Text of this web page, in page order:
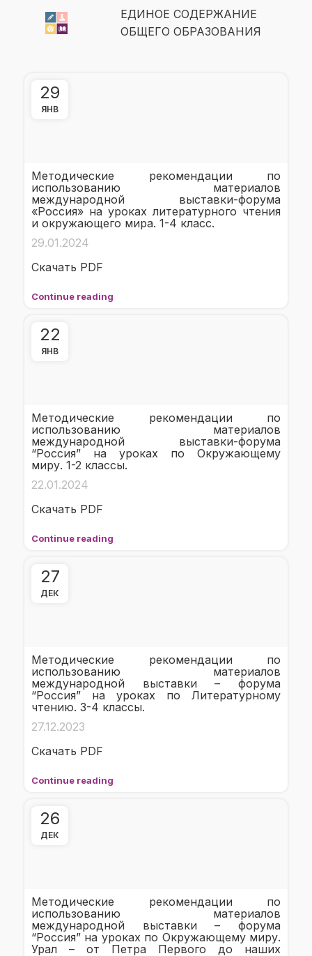
ЕДИНОЕ СОДЕРЖАНИЕ
ОБЩЕГО ОБРАЗОВАНИЯ
29
ЯНВ
Методические рекомендации по
использованию материалов
международной выставки-форума
«Россия» на уроках литературного чтения
и окружающего мира. 1-4 класс.
29.01.2024
Скачать PDF
Continue reading
22
ЯНВ
Методические рекомендации по
использованию материалов
международной выставки-форума
“Россия” на уроках по Окружающему
миру. 1-2 классы.
22.01.2024
Скачать PDF
Continue reading
27
ДЕК
Методические рекомендации по
использованию материалов
международной выставки – форума
“Россия” на уроках по Литературному
чтению. 3-4 классы.
27.12.2023
Скачать PDF
Continue reading
26
ДЕК
Методические рекомендации по
использованию материалов
международной выставки – форума
“Россия” на уроках по Окружающему миру.
Урал – от Петра Первого до наших